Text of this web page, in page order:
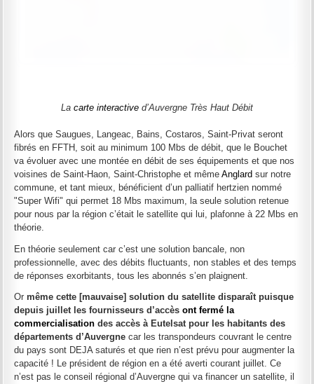
La carte interactive d’Auvergne Très Haut Débit
Alors que Saugues, Langeac, Bains, Costaros, Saint-Privat seront
fibrés en FFTH, soit au minimum 100 Mbs de débit, que le Bouchet
va évoluer avec une montée en débit de ses équipements et que nos
voisines de Saint-Haon, Saint-Christophe et mêmeAnglard sur notre
commune, et tant mieux, bénéficient d’un palliatif hertzien nommé
"Super Wifi" qui permet 18 Mbs maximum, la seule solution retenue
pour nous par la région c’était le satellite qui lui, plafonne à 22 Mbs en
théorie.
En théorie seulement car c’est une solution bancale, non
professionnelle, avec des débits fluctuants, non stables et des temps
de réponses exorbitants, tous les abonnés s’en plaignent.
Ormême cette [mauvaise] solution du satellite disparaît puisque
depuis juillet les fournisseurs d’accèsont fermé la
commercialisation des accès à Eutelsat pour les habitants des
départements d’Auvergne car les transpondeurs couvrant le centre
du pays sont DEJA saturés et que rien n’est prévu pour augmenter la
capacité ! Le président de région en a été averti courant juillet. Ce
n’est pas le conseil régional d’Auvergne qui va financer un satellite, il